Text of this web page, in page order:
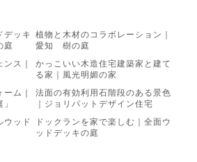
デッキ
庭
植物と木材のコラボレーション｜
愛知 樹の庭
ス｜
かっこいい木造住宅建築家と建て
る家｜風光明媚の家
ム｜
法面の有効利用石階段のある景色
｜ジョリパットデザイン住宅
ウッド
ドックランを家で楽しむ｜全面ウ
ッドデッキの庭